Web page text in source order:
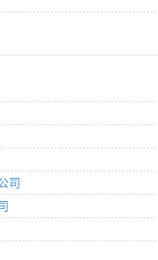
司